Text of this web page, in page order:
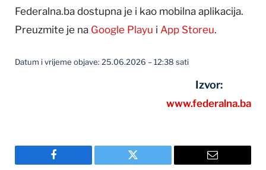
Federalna.ba dostupna je i kao mobilna aplikacija.
Preuzmite je na Google Playu i App Storeu.
Datum i vrijeme objave: 25.06.2026 – 12:38 sati
Izvor:
www.federalna.ba
Facebook Twitter Email